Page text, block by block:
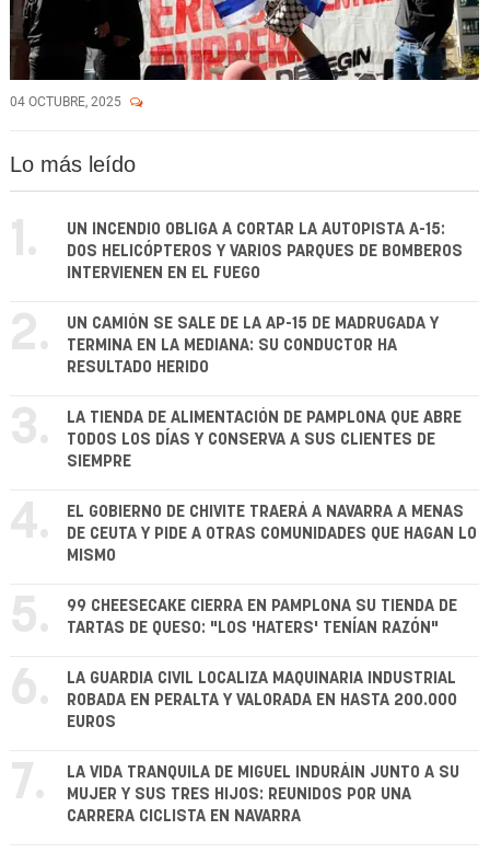
04 OCTUBRE, 2025
Lo más leído
1.
UN INCENDIO OBLIGA A CORTAR LA AUTOPISTA A-15:
DOS HELICÓPTEROS Y VARIOS PARQUES DE BOMBEROS
INTERVIENEN EN EL FUEGO
2.
UN CAMIÓN SE SALE DE LA AP-15 DE MADRUGADA Y
TERMINA EN LA MEDIANA: SU CONDUCTOR HA
RESULTADO HERIDO
3.
LA TIENDA DE ALIMENTACIÓN DE PAMPLONA QUE ABRE
TODOS LOS DÍAS Y CONSERVA A SUS CLIENTES DE
SIEMPRE
4.
EL GOBIERNO DE CHIVITE TRAERÁ A NAVARRA A MENAS
DE CEUTA Y PIDE A OTRAS COMUNIDADES QUE HAGAN LO
MISMO
5.
99 CHEESECAKE CIERRA EN PAMPLONA SU TIENDA DE
TARTAS DE QUESO: "LOS 'HATERS' TENÍAN RAZÓN"
6.
LA GUARDIA CIVIL LOCALIZA MAQUINARIA INDUSTRIAL
ROBADA EN PERALTA Y VALORADA EN HASTA 200.000
EUROS
7.
LA VIDA TRANQUILA DE MIGUEL INDURÁIN JUNTO A SU
MUJER Y SUS TRES HIJOS: REUNIDOS POR UNA
CARRERA CICLISTA EN NAVARRA